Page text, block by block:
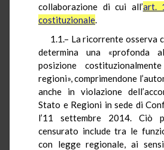
collaborazione di cui all’art.
costituzionale.
1.1.– La ricorrente osserva
determina una «profonda
posizione
regioni», comprimendone
anche in violazione
Stato e Regioni in sede di
l’11 settembre 2014. Ciò
censurato include tra le
con legge regionale, ai